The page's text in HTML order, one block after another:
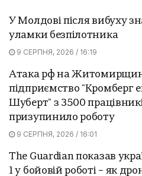
У Молдові після вибуху
уламки безпілотника
9 СЕРПНЯ, 2026 / 16:19
Атака рф на
підприємство "Кромберг
Шуберт" з 3500
призупинило роботу
9 СЕРПНЯ, 2026 / 16:01
The Guardian показав
1 у бойовій роботі – як